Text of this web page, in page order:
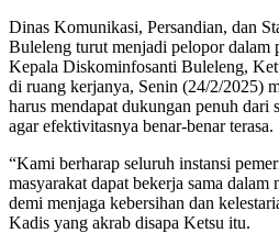
Dinas Komunikasi, Persandian, dan
Buleleng turut menjadi pelopor dalam
Kepala Diskominfosanti Buleleng,
di ruang kerjanya, Senin (24/2/2025)
harus mendapat dukungan penuh dari
agar efektivitasnya benar-benar terasa.
“Kami berharap seluruh instansi
masyarakat dapat bekerja sama
demi menjaga kebersihan dan
Kadis yang akrab disapa Ketsu itu.